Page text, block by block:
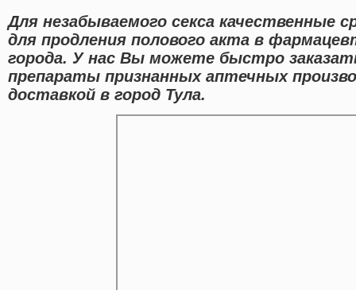
Для незабываемого секса качественные
для продления полового акта в
города. У нас Вы можете быстро
препараты признанных аптечных
доставкой в город Тула.